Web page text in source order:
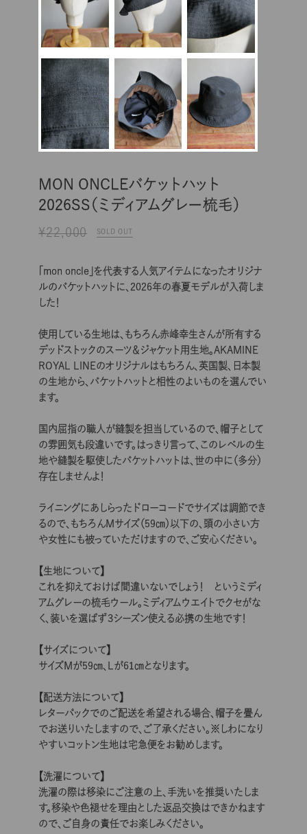
MON ONCLEバケットハット
2026SS（ミディアムグレー梳毛）
¥22,000 SOLD OUT
「mon oncle」を代表する人気アイテムになったオリジナ
ルのバケットハットに、2026年の春夏モデルが入荷しま
した！
使用している生地は、もちろん赤峰幸生さんが所有する
デッドストックのスーツ＆ジャケット用生地。AKAMINE
ROYAL LINEのオリジナルはもちろん、英国製、日本製
の生地から、バケットハットと相性のよいものを選んでい
ます。
国内屈指の職人が縫製を担当しているので、帽子として
の雰囲気も段違いです。はっきり言って、このレベルの生
地や縫製を駆使したバケットハットは、世の中に（多分）
存在しませんよ！
ライニングにあしらったドローコードでサイズは調節でき
るので、もちろんMサイズ（59㎝）以下の、頭の小さい方
や女性にも被っていただけますので、ご安心ください。
【生地について】
これを抑えておけば間違いないでしょう！ というミディ
アムグレーの梳毛ウール。ミディアムウエイトでクセがな
く、装いを選ばず３シーズン使える必携の生地です！
【サイズについて】
サイズMが59㎝、Lが61㎝となります。
【配送方法について】
レターパックでのご配送を希望される場合、帽子を畳ん
でお送りいたしますので、ご了承ください。※しわになり
やすいコットン生地は宅急便をお勧めします。
【洗濯について】
洗濯の際は移染にご注意の上、手洗いを推奨いたしま
す。移染や色褪せを理由とした返品交換はできかねます
ので、ご自身の責任でお楽しみください。